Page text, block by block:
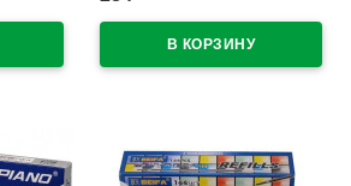
0,7мм, игла, масло (стержень
140мм) арт.5073809 (Ст.)